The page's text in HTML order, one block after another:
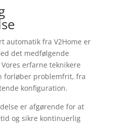
automatik fra V2Home er
det medfølgende
erfarne teknikere
forløber problemfrit, fra
konfiguration.
er afgørende for at
og sikre kontinuerlig